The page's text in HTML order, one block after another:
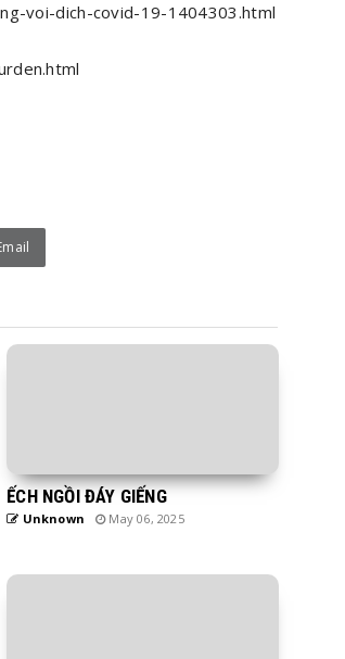
voi-dich-covid-19-1404303.html
ẾCH NGỒI ĐÁY GIẾNG
Unknown May 06, 2025